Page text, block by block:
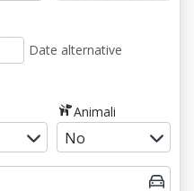
Date alternative
Animali